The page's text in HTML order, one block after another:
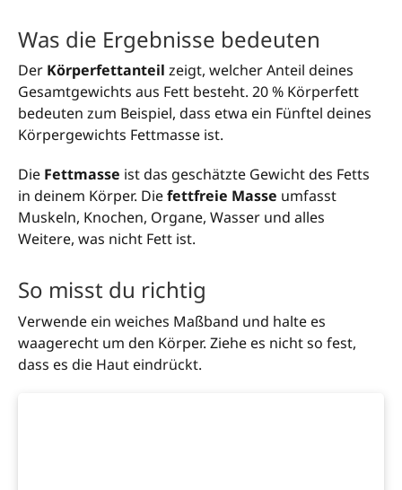
Was die Ergebnisse bedeuten
Der Körperfettanteil zeigt, welcher Anteil deines
Gesamtgewichts aus Fett besteht. 20 % Körperfett
bedeuten zum Beispiel, dass etwa ein Fünftel deines
Körpergewichts Fettmasse ist.
Die Fettmasse ist das geschätzte Gewicht des Fetts
in deinem Körper. Diefettfreie Masse umfasst
Muskeln, Knochen, Organe, Wasser und alles
Weitere, was nicht Fett ist.
So misst du richtig
Verwende ein weiches Maßband und halte es
waagerecht um den Körper. Ziehe es nicht so fest,
dass es die Haut eindrückt.